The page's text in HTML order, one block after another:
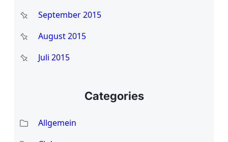
September 2015
August 2015
Juli 2015
Categories
Allgemein